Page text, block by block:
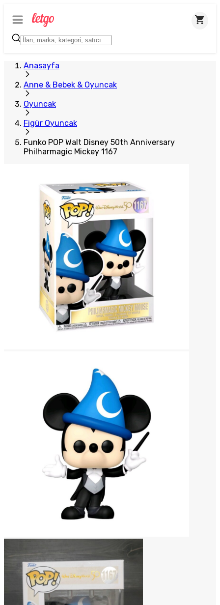
Anasayfa
Anne & Bebek & Oyuncak
Oyuncak
Figür Oyuncak
Funko POP Walt Disney 50th Anniversary
Philharmagic Mickey 1167
Plus Satıcı